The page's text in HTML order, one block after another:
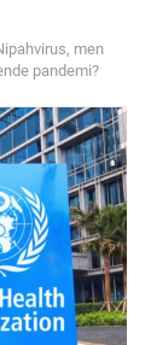
men
pandemi?